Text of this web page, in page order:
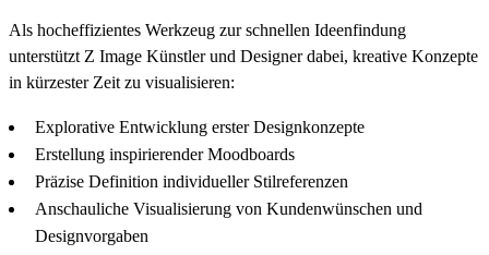
Als hocheffizientes Werkzeug zur schnellen Ideenfindung
unterstützt Z Image Künstler und Designer dabei, kreative Konzepte
in kürzester Zeit zu visualisieren:
Explorative Entwicklung erster Designkonzepte
Erstellung inspirierender Moodboards
Präzise Definition individueller Stilreferenzen
Anschauliche Visualisierung von Kundenwünschen und
Designvorgaben